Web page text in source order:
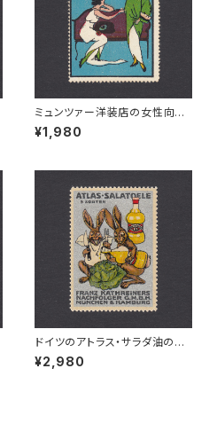
ミュンツァー洋装店の女性向け
ファッション広告ポスタースタン
プ 1920年頃
¥1,980
ドイツのアトラス・サラダ油の広
告ポスタースタンプ 1920年代
¥2,980